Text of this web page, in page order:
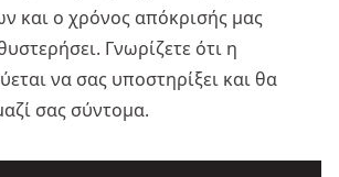
και ο χρόνος απόκρισής μας
Γνωρίζετε ότι η
να σας υποστηρίξει και θα
σας σύντομα.